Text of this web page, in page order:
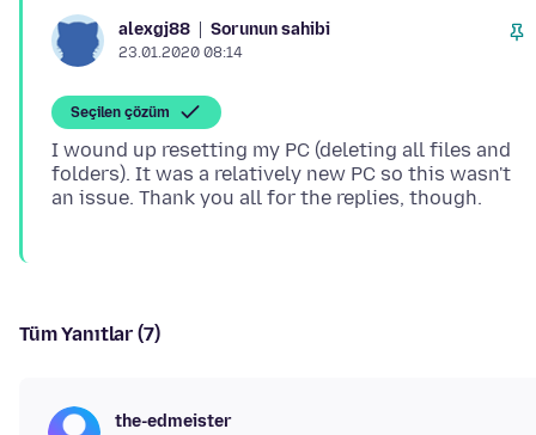
alexgj88 Sorunun sahibi
23.01.2020 08:14
Seçilen çözüm
I wound up resetting my PC (deleting all files and
folders). It was a relatively new PC so this wasn't
Tüm Yanıtlar (7)
the-edmeister